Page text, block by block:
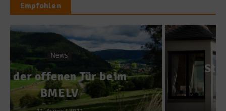
Empfohlen
Gastro & Gourmet
Sternekoch Nils Henkel
kocht auf Burg
Schwarzenstein